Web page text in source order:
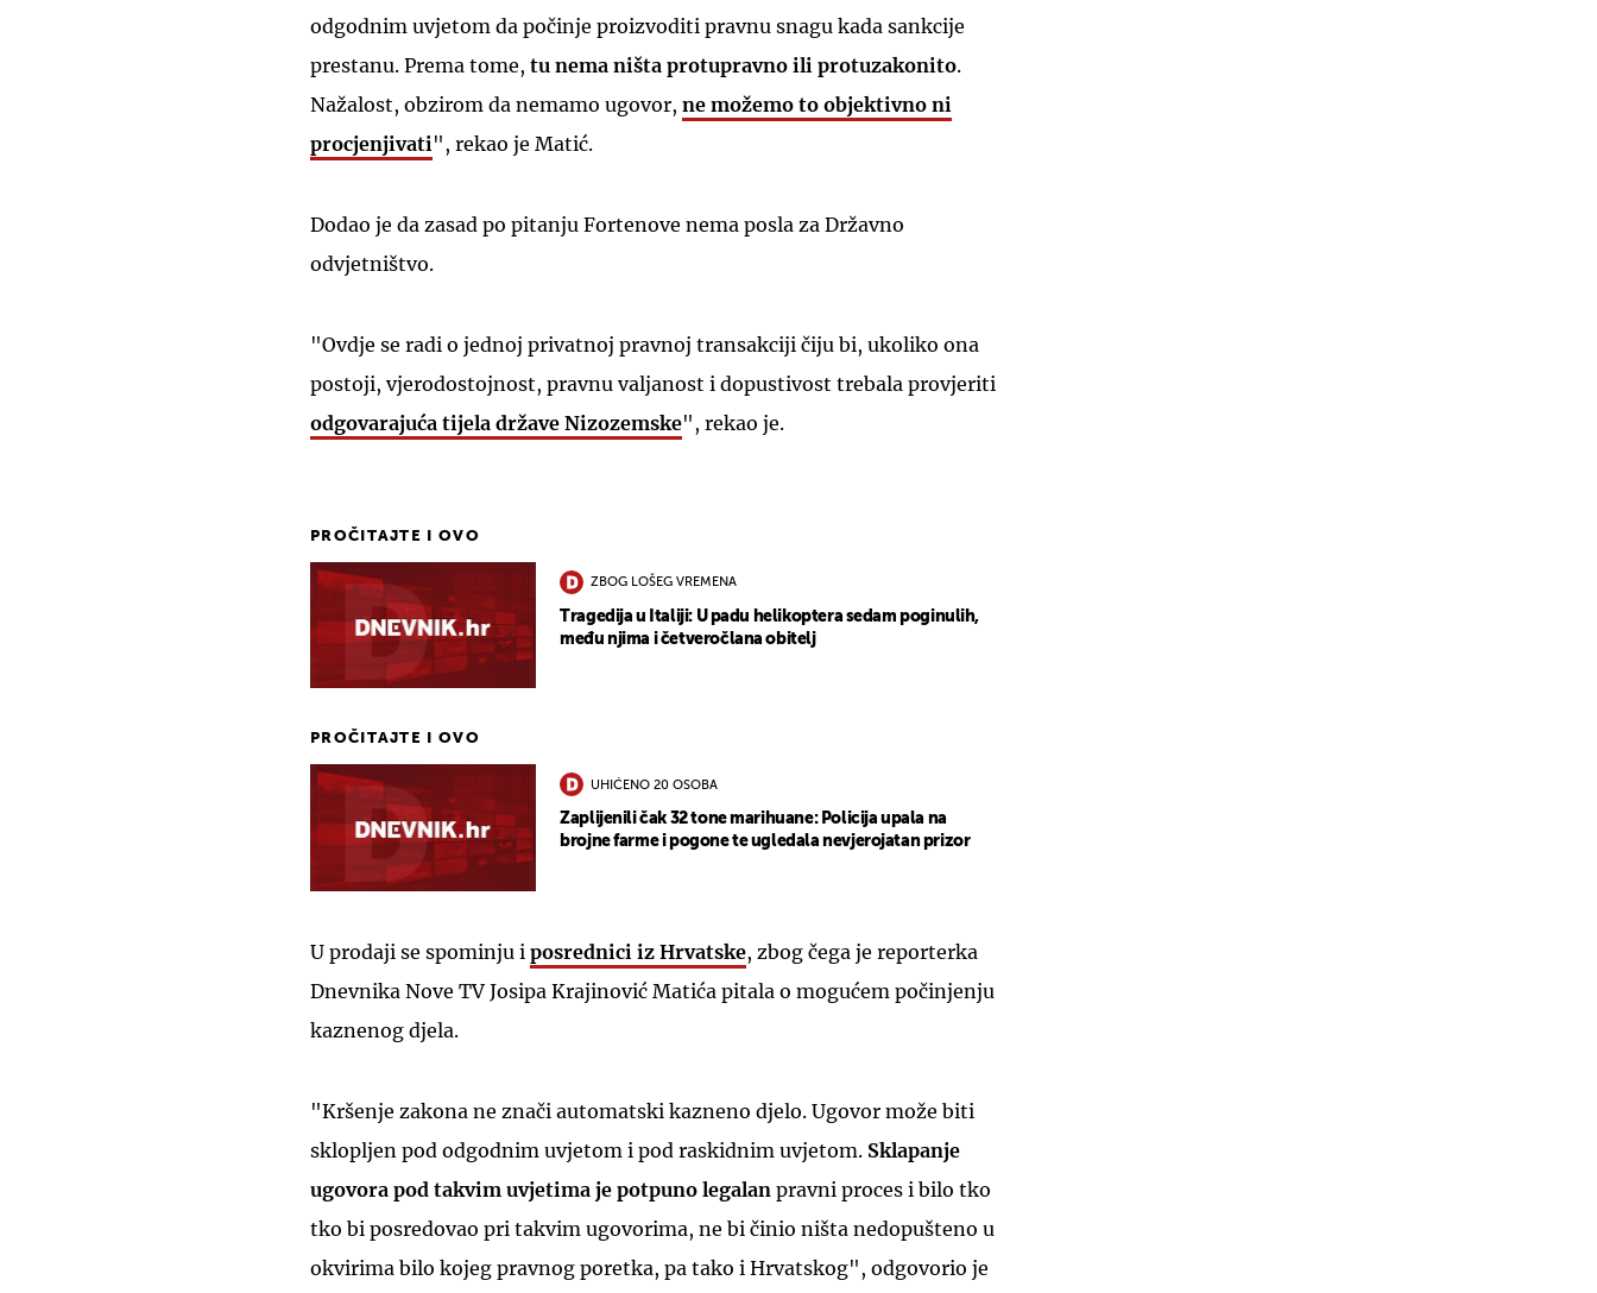
odgodnim uvjetom da počinje proizvoditi pravnu snagu kada sankcije
prestanu. Prema tome, tu nema ništa protupravno ili protuzakonito.
Nažalost, obzirom da nemamo ugovor, ne možemo to objektivno ni
procjenjivati ", rekao je Matić.
Dodao je da zasad po pitanju Fortenove nema posla za Državno
odvjetništvo.
"Ovdje se radi o jednoj privatnoj pravnoj transakciji čiju bi, ukoliko ona
postoji, vjerodostojnost, pravnu valjanost i dopustivost trebala provjeriti
odgovarajuća tijela države Nizozemske", rekao je.
PROČITAJTE I OVO
ZBOG LOŠEG VREMENA
Tragedija u Italiji: U padu helikoptera sedam poginulih,
među njima i četveročlana obitelj
PROČITAJTE I OVO
UHIĆENO 20 OSOBA
Zaplijenili čak 32 tone marihuane: Policija upala na
brojne farme i pogone te ugledala nevjerojatan prizor
U prodaji se spominju i posrednici iz Hrvatske, zbog čega je reporterka
Dnevnika Nove TV Josipa Krajinović Matića pitala o mogućem počinjenju
kaznenog djela.
"Kršenje zakona ne znači automatski kazneno djelo. Ugovor može biti
sklopljen pod odgodnim uvjetom i pod raskidnim uvjetom. Sklapanje
ugovora pod takvim uvjetima je potpuno legalan pravni proces i bilo tko
tko bi posredovao pri takvim ugovorima, ne bi činio ništa nedopušteno u
okvirima bilo kojeg pravnog poretka, pa tako i Hrvatskog", odgovorio je
UKLJUČITE NOTIFIKACIJE